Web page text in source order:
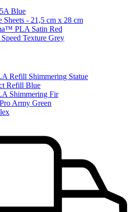
Blue
Sheets - 21,5 cm x 28 cm
PLA Satin Red
Texture Grey
Refill Shimmering Statue
Refill Blue
Shimmering Fir
Army Green